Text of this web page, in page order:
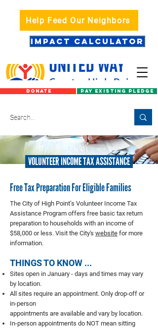
Help Feed Our Neighbors
IMPACT CALCULATOR
DONATE PAY EXISTING PLEDGE
VOLUNTEER INCOME TAX ASSISTANCE
Free Tax Preparation For Eligible Families
The City of High Point’s Volunteer Income Tax
Assistance Program offers free basic tax return
preparation to households with an income of
$58,000 or less. Visit the City's website for more
information.
THINGS TO KNOW ...
Sites open in January - days and times may vary
by location.
All sites require an appointment. Only drop-off or
in-person
appointments are available and vary by location.
In-person appointments do NOT mean sitting